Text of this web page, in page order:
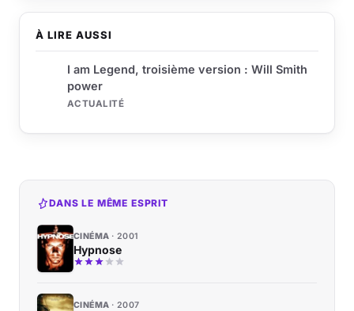
À LIRE AUSSI
I am Legend, troisième version : Will Smith
power
ACTUALITÉ
DANS LE MÊME ESPRIT
CINÉMA 2001
Hypnose
CINÉMA 2007